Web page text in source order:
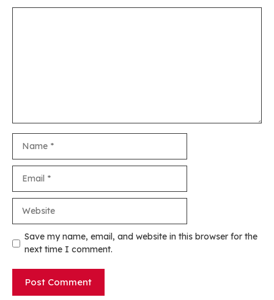
Save my name, email, and website in this browser for the
next time I comment.